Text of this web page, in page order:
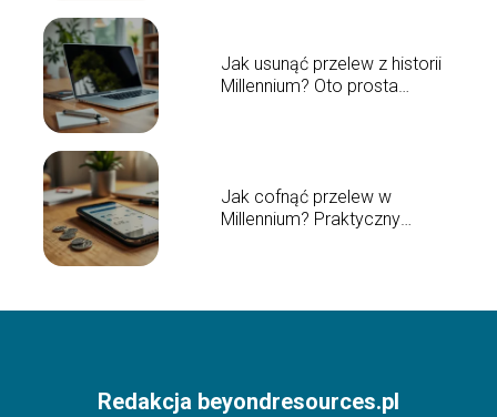
Jak usunąć przelew z historii
Millennium? Oto prosta
Jak cofnąć przelew w
Millennium? Praktyczny
Redakcja beyondresources.pl